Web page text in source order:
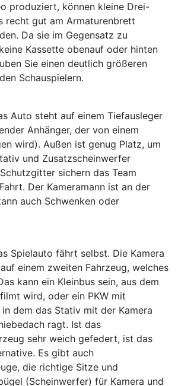
produziert, können kleine Drei-
recht gut am Armaturenbrett
Da sie im Gegensatz zu
Kassette obenauf oder hinten
Sie einen deutlich größeren
Schauspielern.
Auto steht auf einem Tiefausleger
Anhänger, der von einem
wird). Außen ist genug Platz, um
und Zusatzscheinwerfer
sichern das Team
Der Kameramann ist an der
auch Schwenken oder
Spielauto fährt selbst. Die Kamera
einem zweiten Fahrzeug, welches
kann ein Kleinbus sein, aus dem
wird, oder ein PKW mit
in dem das Stativ mit der Kamera
ragt. Ist das
sehr weich gefedert, ist das
Es gibt auch
die richtige Sitze und
(Scheinwerfer) für Kamera und